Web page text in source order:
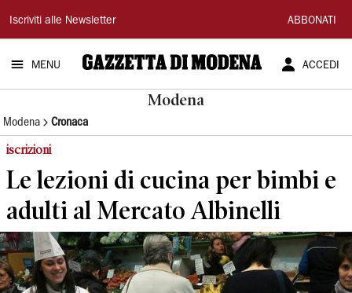
Gazzetta
di
Modena
Iscriviti alle Newsletter ABBONATI
MENU ACCEDI
Modena
Modena Cronaca
iscrizioni
Le lezioni di cucina per bimbi e
adulti al Mercato Albinelli